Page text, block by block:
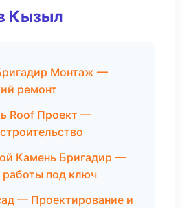
Кызыл
Монтаж —
ремонт
Roof Проект —
Камень Бригадир —
под ключ
— Проектирование и